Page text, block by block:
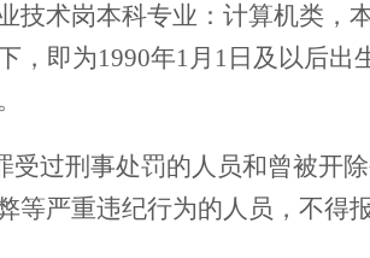
技术岗本科专业：计算机类，
，即为1990年1月1日及以后
受过刑事处罚的人员和曾被开
等严重违纪行为的人员，不得